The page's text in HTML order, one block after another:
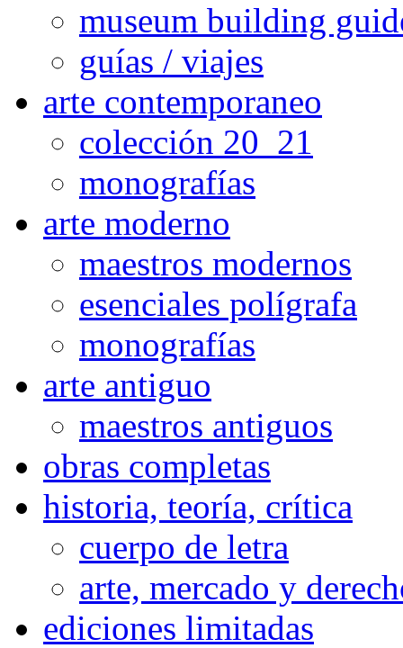
museum building
guías / viajes
arte contemporaneo
colección 20_21
monografías
arte moderno
maestros modernos
esenciales polígrafa
monografías
arte antiguo
maestros antiguos
obras completas
historia, teoría, crítica
cuerpo de letra
arte, mercado y
ediciones limitadas